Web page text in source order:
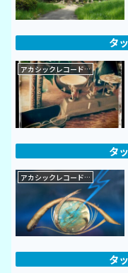
アカシックレコード=リーディング
アカシックレコード=リーディング